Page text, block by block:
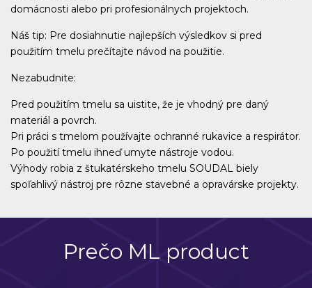
domácnosti alebo pri profesionálnych projektoch.
Náš tip: Pre dosiahnutie najlepších výsledkov si pred
použitím tmelu prečítajte návod na použitie.
Nezabudnite:
Pred použitím tmelu sa uistite, že je vhodný pre daný
materiál a povrch.
Pri práci s tmelom používajte ochranné rukavice a respirátor.
Po použití tmelu ihneď umyte nástroje vodou.
Výhody robia z štukatérskeho tmelu SOUDAL biely
spoľahlivý nástroj pre rôzne stavebné a opravárske projekty.
Prečo ML product